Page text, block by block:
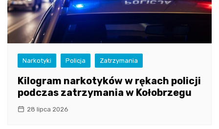
Narkotyki Policja Zatrzymania
Kilogram narkotyków w rękach policji
podczas zatrzymania w Kołobrzegu
28 lipca 2026